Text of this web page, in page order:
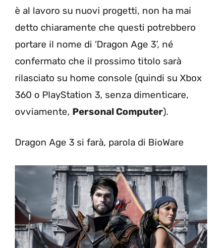
è al lavoro su nuovi progetti, non ha mai
detto chiaramente che questi potrebbero
portare il nome di ‘Dragon Age 3’, né
confermato che il prossimo titolo sarà
rilasciato su home console (quindi su Xbox
360 o PlayStation 3, senza dimenticare,
ovviamente, Personal Computer).
Dragon Age 3 si farà, parola di BioWare